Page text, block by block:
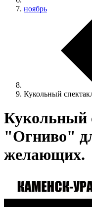
ноябрь
Кукольный
Кукольный
"Огниво"
желающих.